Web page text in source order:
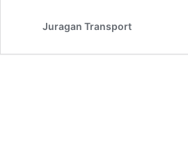
Juragan Transport